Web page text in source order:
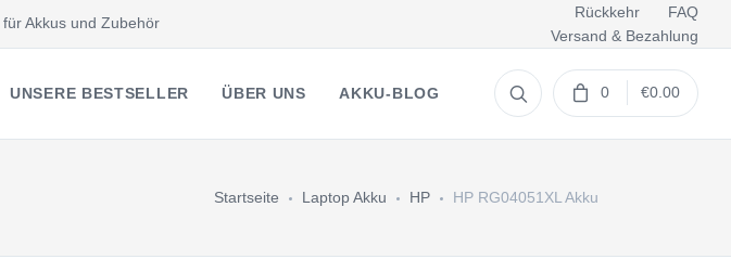
Akkus und Zubehör
Rückkehr
FAQ
Versand & Bezahlung
UNSERE BESTSELLER ÜBER UNS AKKU-BLOG 0 €0.00
Startseite Laptop Akku HP HP RG04051XL Akku